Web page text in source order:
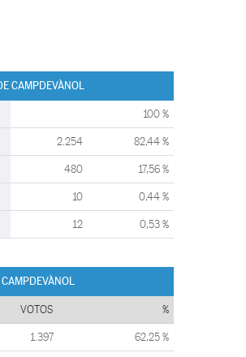
CAMPDEVÀNOL
100 %
2.254 82,44 %
480 17,56 %
10 0,44 %
12 0,53 %
VOTOS %
1.397 62,25 %